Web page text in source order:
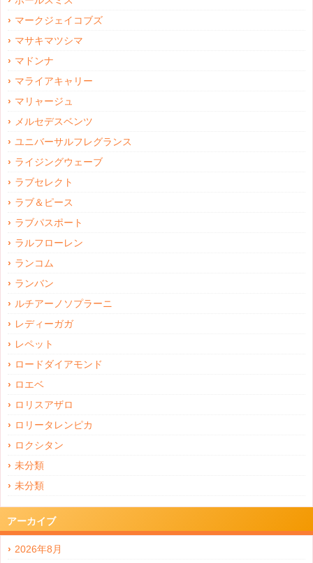
マークジェイコブズ
マサキマツシマ
マドンナ
マライアキャリー
マリャージュ
メルセデスベンツ
ユニバーサルフレグランス
ライジングウェーブ
ラブセレクト
ラブ＆ピース
ラブパスポート
ラルフローレン
ランコム
ランバン
ルチアーノソプラーニ
レディーガガ
レペット
ロードダイアモンド
ロエベ
ロリスアザロ
ロリータレンピカ
ロクシタン
未分類
未分類
アーカイブ
2026年8月